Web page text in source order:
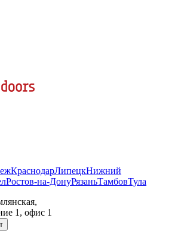
КраснодарЛипецкНижний
Ростов-на-ДонуРязаньТамбовТула
1, офис 1